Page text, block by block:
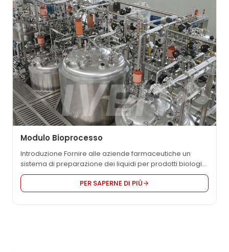
complete di...
Modulo Bioprocesso
Introduzione Fornire alle aziende farmaceutiche un
sistema di preparazione dei liquidi per prodotti biologici
come vaccini, anticorpi monoclonali e proteine
ricombinanti, che comprende la preparazione del
terreno, la fermentazione, la raccolta, la preparazione
PER SAPERNE DI PIÙ